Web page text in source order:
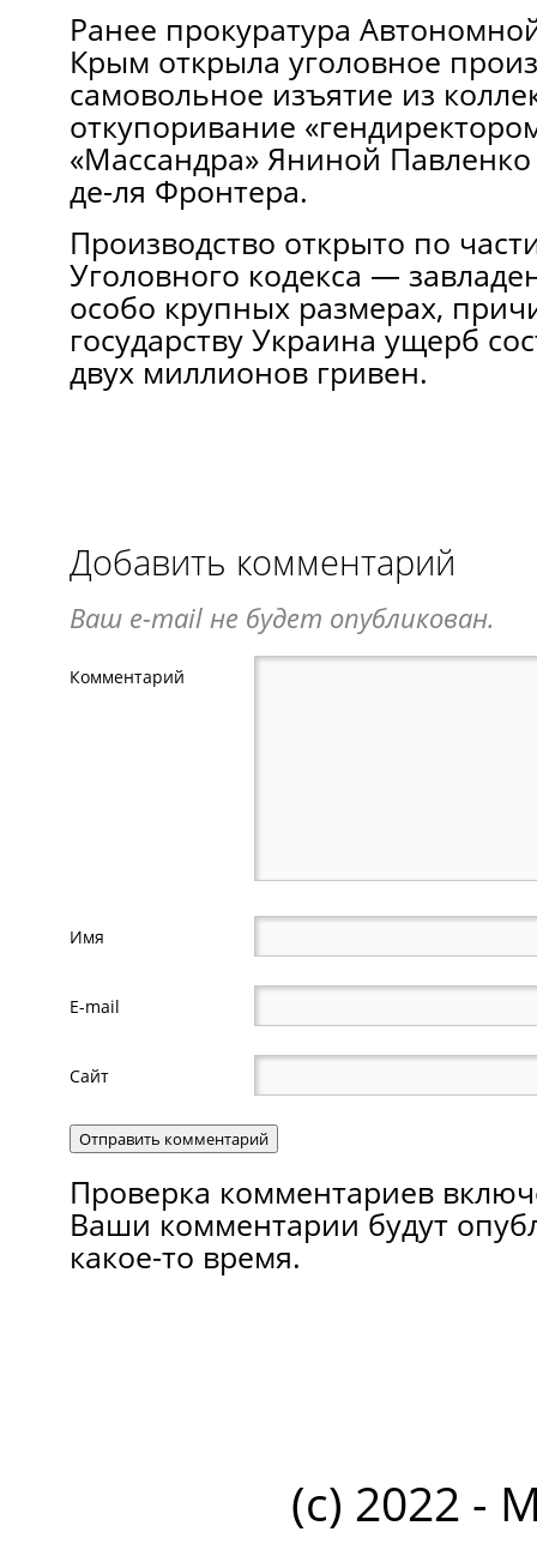
Ранее прокуратура
Крым открыла уголовное
самовольное изъятие из
откупоривание
«Массандра» Яниной Павленко
де-ля Фронтера.
Производство открыто по
Уголовного кодекса —
особо крупных размерах,
государству Украина ущерб
двух миллионов гривен.
Добавить комментарий
Ваш e-mail не будет опубликован.
Комментарий
Имя
E-mail
Сайт
Проверка комментариев
Ваши комментарии будут
какое-то время.
(c) 2022 -